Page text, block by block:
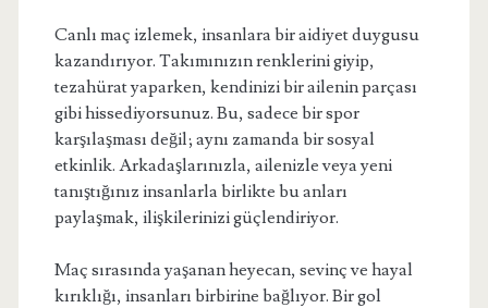
Canlı maç izlemek, insanlara bir aidiyet duygusu
kazandırıyor. Takımınızın renklerini giyip,
tezahürat yaparken, kendinizi bir ailenin parçası
gibi hissediyorsunuz. Bu, sadece bir spor
karşılaşması değil; aynı zamanda bir sosyal
etkinlik. Arkadaşlarınızla, ailenizle veya yeni
tanıştığınız insanlarla birlikte bu anları
paylaşmak, ilişkilerinizi güçlendiriyor.
Maç sırasında yaşanan heyecan, sevinç ve hayal
kırıklığı, insanları birbirine bağlıyor. Bir gol